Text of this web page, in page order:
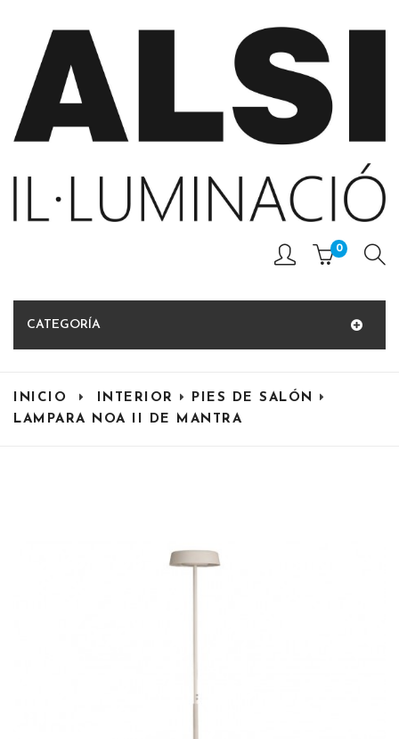
0
CATEGORÍA
INICIO INTERIOR
PIES DE SALÓN
LAMPARA NOA II DE MANTRA